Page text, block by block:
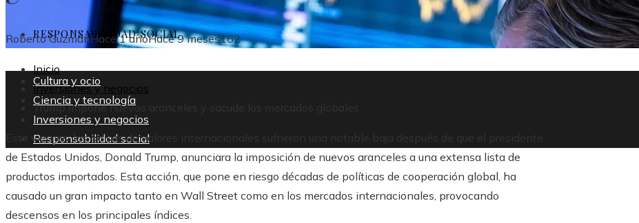
RESPONSABILIDAD SOCIAL
Cultura y ocio
Ciencia y tecnología
Inversiones y negocios
Responsabilidad social
Roberto GuzmánHace 1 añoHace 9 meses162
Inicio
Inversiones y negocios
Trump impone nuevos aranceles y sacude los mercados globales
Este viernes, las bolsas de valores internacionales sufrieron una notable baja después de que el presidente
de Estados Unidos, Donald Trump, anunciara la imposición de nuevos aranceles a una extensa lista de
productos importados. Esta acción, que pone en riesgo décadas de políticas de cooperación global, ha
causado un gran impacto tanto en Wall Street como en los mercados internacionales, provocando
descensos en los principales índices.